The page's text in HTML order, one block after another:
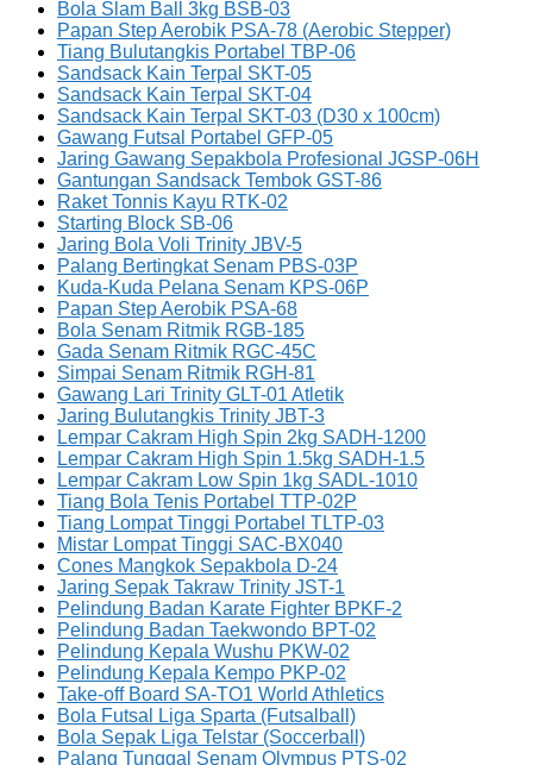
Bola Slam Ball 3kg BSB-03
Papan Step Aerobik PSA-78 (Aerobic Stepper)
Tiang Bulutangkis Portabel TBP-06
Sandsack Kain Terpal SKT-05
Sandsack Kain Terpal SKT-04
Sandsack Kain Terpal SKT-03 (D30 x 100cm)
Gawang Futsal Portabel GFP-05
Jaring Gawang Sepakbola Profesional JGSP-06H
Gantungan Sandsack Tembok GST-86
Raket Tonnis Kayu RTK-02
Starting Block SB-06
Jaring Bola Voli Trinity JBV-5
Palang Bertingkat Senam PBS-03P
Kuda-Kuda Pelana Senam KPS-06P
Papan Step Aerobik PSA-68
Bola Senam Ritmik RGB-185
Gada Senam Ritmik RGC-45C
Simpai Senam Ritmik RGH-81
Gawang Lari Trinity GLT-01 Atletik
Jaring Bulutangkis Trinity JBT-3
Lempar Cakram High Spin 2kg SADH-1200
Lempar Cakram High Spin 1.5kg SADH-1.5
Lempar Cakram Low Spin 1kg SADL-1010
Tiang Bola Tenis Portabel TTP-02P
Tiang Lompat Tinggi Portabel TLTP-03
Mistar Lompat Tinggi SAC-BX040
Cones Mangkok Sepakbola D-24
Jaring Sepak Takraw Trinity JST-1
Pelindung Badan Karate Fighter BPKF-2
Pelindung Badan Taekwondo BPT-02
Pelindung Kepala Wushu PKW-02
Pelindung Kepala Kempo PKP-02
Take-off Board SA-TO1 World Athletics
Bola Futsal Liga Sparta (Futsalball)
Bola Sepak Liga Telstar (Soccerball)
Palang Tunggal Senam Olympus PTS-02